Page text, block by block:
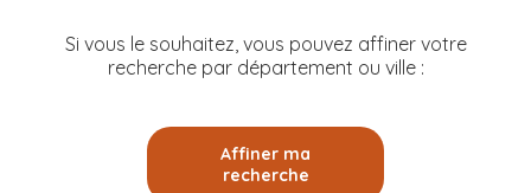
Si vous le souhaitez, vous pouvez affiner votre
recherche par département ou ville :
Affiner ma
recherche